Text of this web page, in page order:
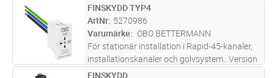
-O med optisk funktionsindikering. Snabb och
enkel montering. Liten bredd på 22,5
mmAnvändning: Korrekt...läs mer
ST Lägg i kundvagn
FINSKYDD TYP4
ArtNr 5270986
Varumärke
OBO BETTERMANN
För stationär installation i Rapid-45-kanaler,
installationskanaler och golvsystem.. Version
-A med akustisk funktionsindikering
FINSKYDD